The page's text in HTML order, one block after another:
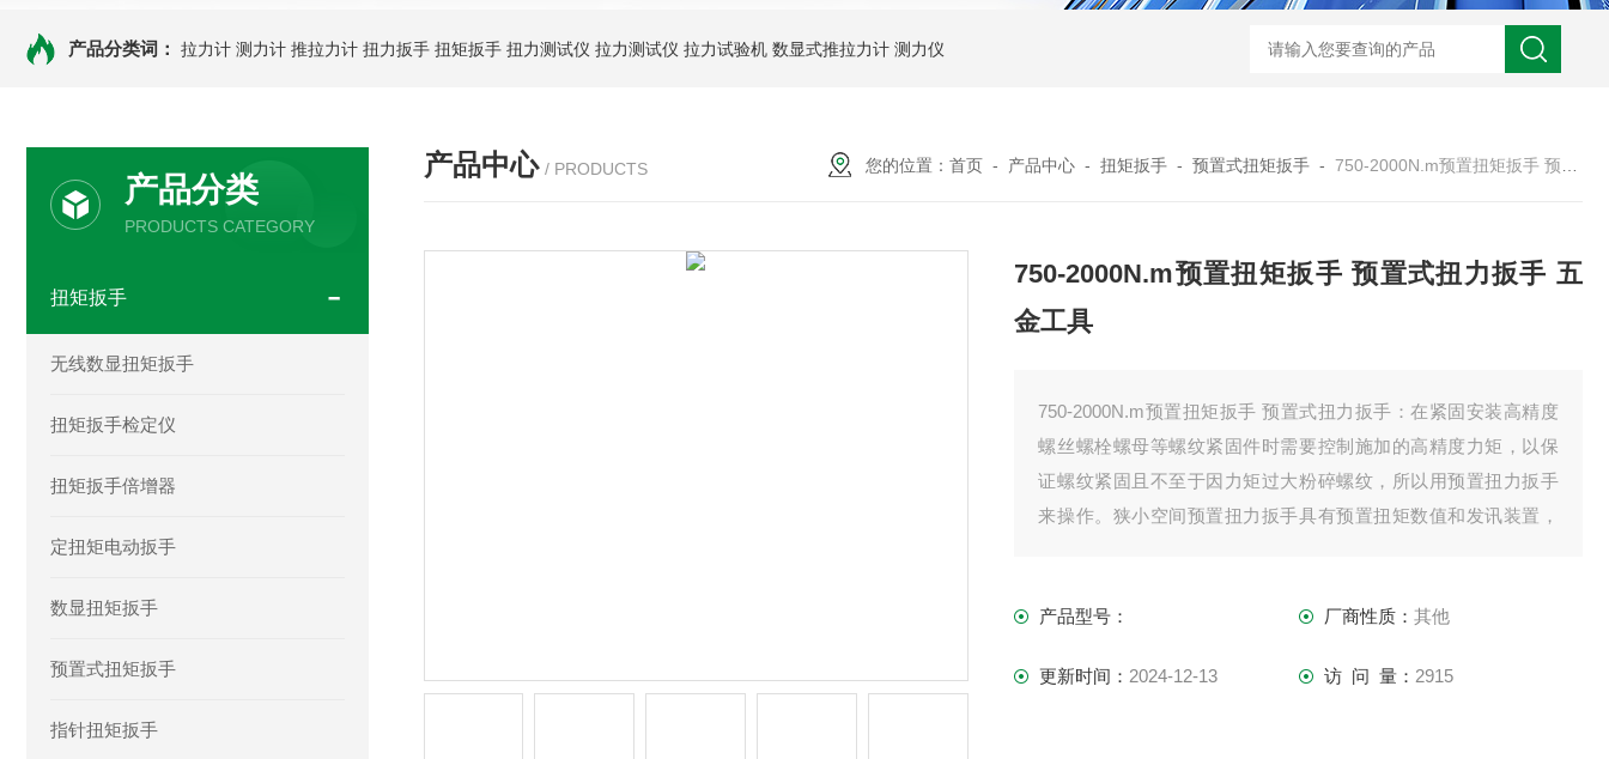
产品分类词： 拉力计 测力计 推拉力计 扭力扳手 扭矩扳手 扭力测试仪 拉力测试仪 拉力试验机 数显式推拉力计 测力仪
产品分类
PRODUCTS CATEGORY
扭矩扳手
无线数显扭矩扳手
扭矩扳手检定仪
扭矩扳手倍增器
定扭矩电动扳手
数显扭矩扳手
预置式扭矩扳手
指针扭矩扳手
产品中心 / PRODUCTS 您的位置：首页 - 产品中心 -扭矩扳手 -预置式扭矩扳手 -750-2000N.m预置扭矩扳手 预置式扭力扳手 五金工具
750-2000N.m预置扭矩扳手 预置式扭力扳手 五
金工具
750-2000N.m预置扭矩扳手 预置式扭力扳手：在紧固安装高精度
螺丝螺栓螺母等螺纹紧固件时需要控制施加的高精度力矩，以保
证螺纹紧固且不至于因力矩过大粉碎螺纹，所以用预置扭力扳手
来操作。狭小空间预置扭力扳手具有预置扭矩数值和发讯装置，
除作用力后，扳手各相关零件自动复位. 外壳采用
产品型号： 厂商性质： 其他
更新时间： 2024-12-13 访 问 量： 2915